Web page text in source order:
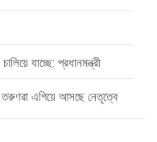
যাচ্ছে: প্রধানমন্ত্রী
তরুণরা এগিয়ে আসছে নেতৃত্বে